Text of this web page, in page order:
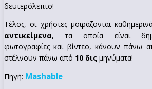
δευτερόλεπτο!
Τέλος, οι χρήστες μοιράζονται
αντικείμενα, τα οποία είναι
φωτογραφίες και βίντεο, κάνουν πάνω
στέλνουν πάνω από 10 δις μηνύματα!
Πηγή: Mashable